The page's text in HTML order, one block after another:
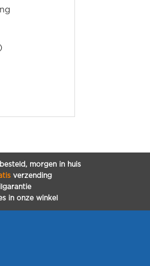
morgen in huis
verzending
in onze winkel